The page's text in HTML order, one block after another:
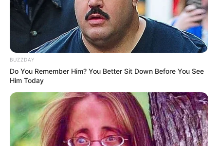
Serem! 9 Chat Ojek Online &
Pelanggan Ini Bikin Auto
Merinding
BUZZDAY
Do You Remember Him? You Better Sit Down Before You See
Him Today